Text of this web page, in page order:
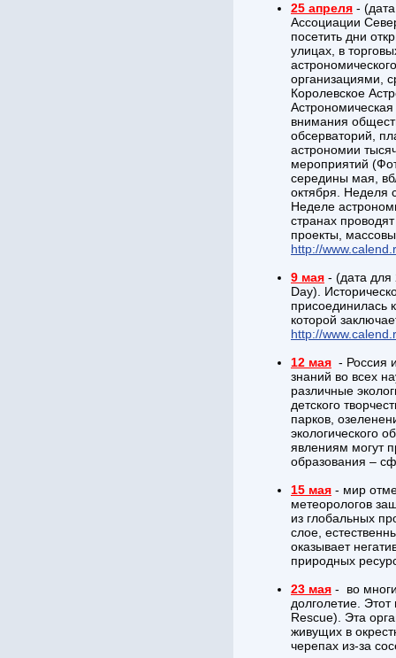
25 апреля -
Ассоциации
посетить дни
улицах, в
организациями,
Королевское
внимания
обсерваторий,
астрономии
мероприятий
середины мая,
октября. Неделя
Неделе
странах
проекты,
http://
9 мая - (дата для
Day).
присоединилась
которой
http://
12 мая - Россия
знаний во всех
различные
детского
парков,
экологического
явлениям могут
образования –
15 мая - мир
метеорологов
из глобальных
слое,
оказывает
природных
23 мая - во
долголетие.
Rescue). Эта
живущих в
черепах из-за